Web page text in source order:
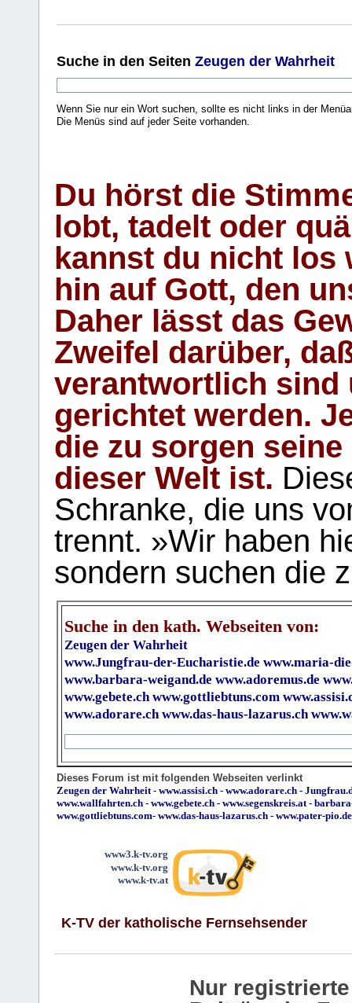
Suche in den Seiten Zeugen der Wahrheit
Wenn Sie nur ein Wort suchen, sollte es nicht links in der
Die Menüs sind auf jeder Seite vorhanden.
Du hörst die
lobt, tadelt oder
kannst du nicht los
hin auf Gott, den
Daher lässt das
Zweifel darüber,
verantwortlich sind
gerichtet werden.
die zu sorgen
dieser Welt ist.
Schranke, die uns
trennt. »Wir haben
sondern suchen die
Suche in den kath. Webseiten von:
Zeugen der Wahrheit
www.Jungfrau-der-Eucharistie.de www.maria-
www.barbara-weigand.de www.adoremus.de
www.gebete.ch www.gottliebtuns.com
www.adorare.ch www.das-haus-lazarus.ch
Dieses Forum ist mit folgenden Webseiten verlinkt
Zeugen der Wahrheit - www.assisi.ch - www.adorare.ch -
www.wallfahrten.ch - www.gebete.ch - www.segenskreis.at -
www.gottliebtuns.com- www.das-haus-lazarus.ch - www.pater-pio.de
www3.k-tv.org
www.k-tv.org
www.k-tv.at
K-TV der katholische Fernsehsender
Nur